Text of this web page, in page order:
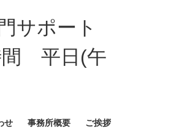
サポート
間 平日(午
せ 事務所概要 ご挨拶